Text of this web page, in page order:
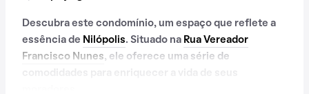
Descubra este condomínio, um espaço que reflete a
essência de Nilópolis. Situado na Rua Vereador
Francisco Nunes, ele oferece uma série de